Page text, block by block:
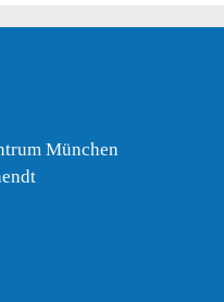
München